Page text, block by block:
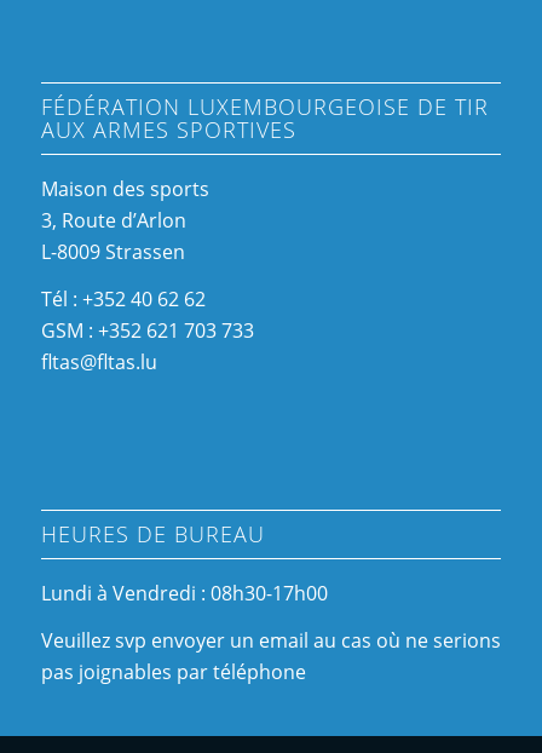
FÉDÉRATION LUXEMBOURGEOISE DE TIR
AUX ARMES SPORTIVES
Maison des sports
3, Route d’Arlon
L-8009 Strassen
Tél : +352 40 62 62
GSM : +352 621 703 733
fltas@fltas.lu
HEURES DE BUREAU
Lundi à Vendredi : 08h30-17h00
Veuillez svp envoyer un email au cas où ne serions
pas joignables par téléphone